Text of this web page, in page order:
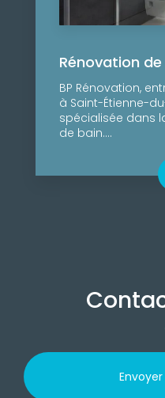
Rénovation
BP Rénovation,
à Saint-Étienne-
spécialisée dans
de bain....